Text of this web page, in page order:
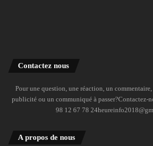
Contactez nous
Pour une question, une réaction, un
publicité ou un communiqué à passer?Contactez-
98 12 67 78
A propos de nous